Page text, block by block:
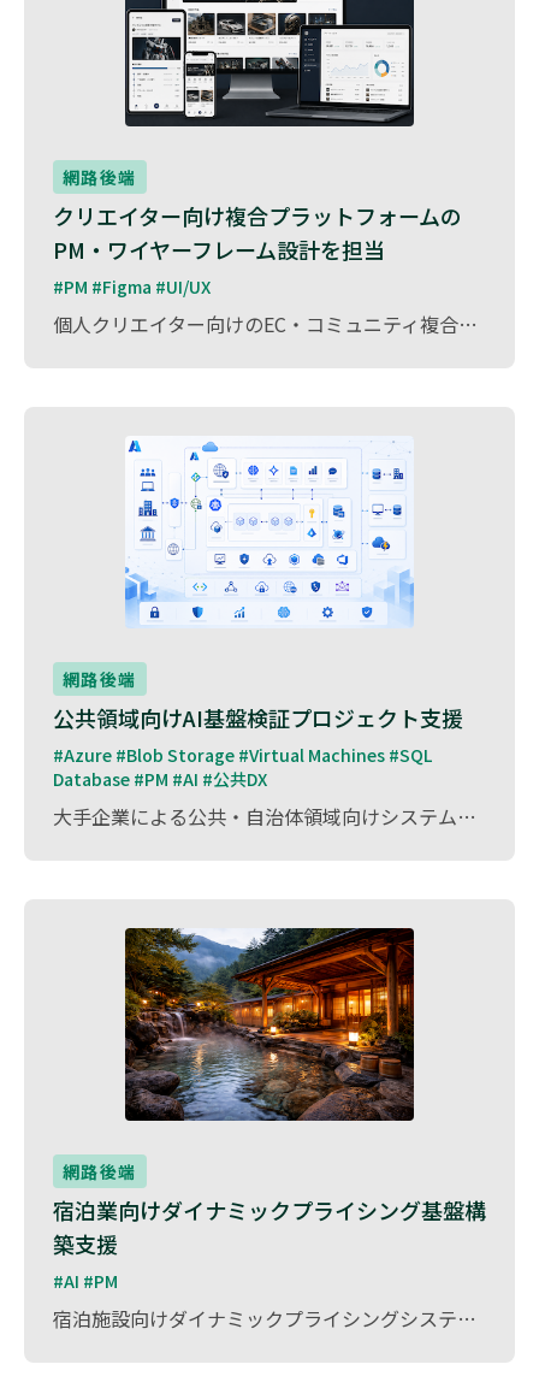
網路後端
クリエイター向け複合プラットフォームの
PM・ワイヤーフレーム設計を担当
#PM #Figma #UI/UX
個人クリエイター向けのEC・コミュニティ複合プラットフォーム構想において、PMおよびワイヤーフレーム設計を担当しました。 本プロジェクトは、オリジナル作品・設計図・スキル販売・制作記録・コミュニティ機能などを統合したサービスで、ものづくりを楽しむクリエイター同士がつながり、作品を発信・販売できるプラットフォームを目指したものです。 要件整理、画面遷移設計、機能構成整理、MVP定義、管理画面を含めた情報設計などを実施し、売買・コミュニティ・分析・マッチングを横断する複雑なUX設計を支援しました。 また、クリエイター向けSNS・マーケットプレイス・分析機能を統合した構成に対し、段階的なリリースを前提とした開発計画・運用設計の検討にも携わりました。
網路後端
公共領域向けAI基盤検証プロジェクト支援
#Azure #Blob Storage #Virtual Machines #SQL
Database #PM #AI #公共DX
大手企業による公共・自治体領域向けシステム基盤検証プロジェクトに参画し、生成AIや申請管理システムに関する技術検証支援を行いました。 本プロジェクトでは、クラウド環境上でのAI基盤検証、各種システムとの連携検討、構成評価などを実施。 複数チームが連携する体制の中で、技術調査、課題整理、ドキュメント整備など、プロジェクト推進を支援しました。 また、構成図や検証資料、各種設定ドキュメントなどを整備し、今後の展開に向けた基盤構築に貢献しました。
網路後端
宿泊業向けダイナミックプライシング基盤構
築支援
#AI #PM
宿泊施設向けダイナミックプライシングシステムの構築プロジェクトにおいて、テクニカルPMとしてプロジェクトマネジメントを担当しました。 本プロジェクトでは、OTAサイトから宿泊料金や在庫情報をスクレイピングにより収集し、履歴データを蓄積。AIエンジンと連携することで、需要・競合価格・在庫状況を踏まえた最適価格を算出する仕組みを構築するものです。 要件整理、システム設計方針の策定、AI開発会社との連携調整、開発チームの進行管理などを担当。データ収集基盤、AI連携API、価格分析ダッシュボードなど複数コンポーネントが連携するシステム全体の設計とプロジェクト推進を支援しました。